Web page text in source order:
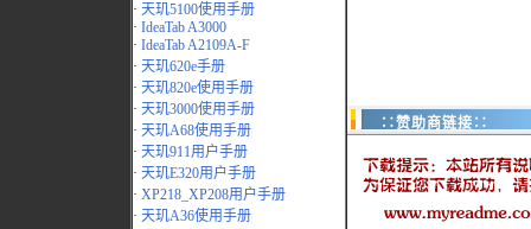
· 天玑5100使用手册
· IdeaTab A3000
· IdeaTab A2109A-F
· 天玑620e手册
· 天玑820e使用手册
· 天玑3000使用手册
· 天玑A68使用手册
· 天玑911用户手册
· 天玑E320用户手册
· XP218_XP208用户手册
· 天玑A36使用手册
∷赞助商链接∷